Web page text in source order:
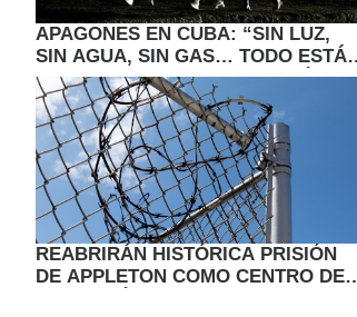
APAGONES EN CUBA: “SIN LUZ,
SIN AGUA, SIN GAS… TODO ESTÁ
MAL” POR LA CRISIS ENERGÉTICA
REABRIRÁN HISTÓRICA PRISIÓN
DE APPLETON COMO CENTRO DE